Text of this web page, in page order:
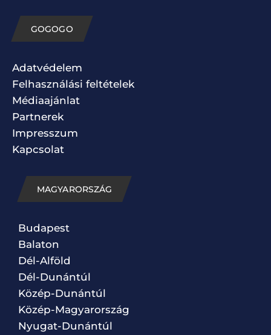
GOGOGO
Adatvédelem
Felhasználási feltételek
Médiaajánlat
Partnerek
Impresszum
Kapcsolat
MAGYARORSZÁG
Budapest
Balaton
Dél-Alföld
Dél-Dunántúl
Közép-Dunántúl
Közép-Magyarország
Nyugat-Dunántúl